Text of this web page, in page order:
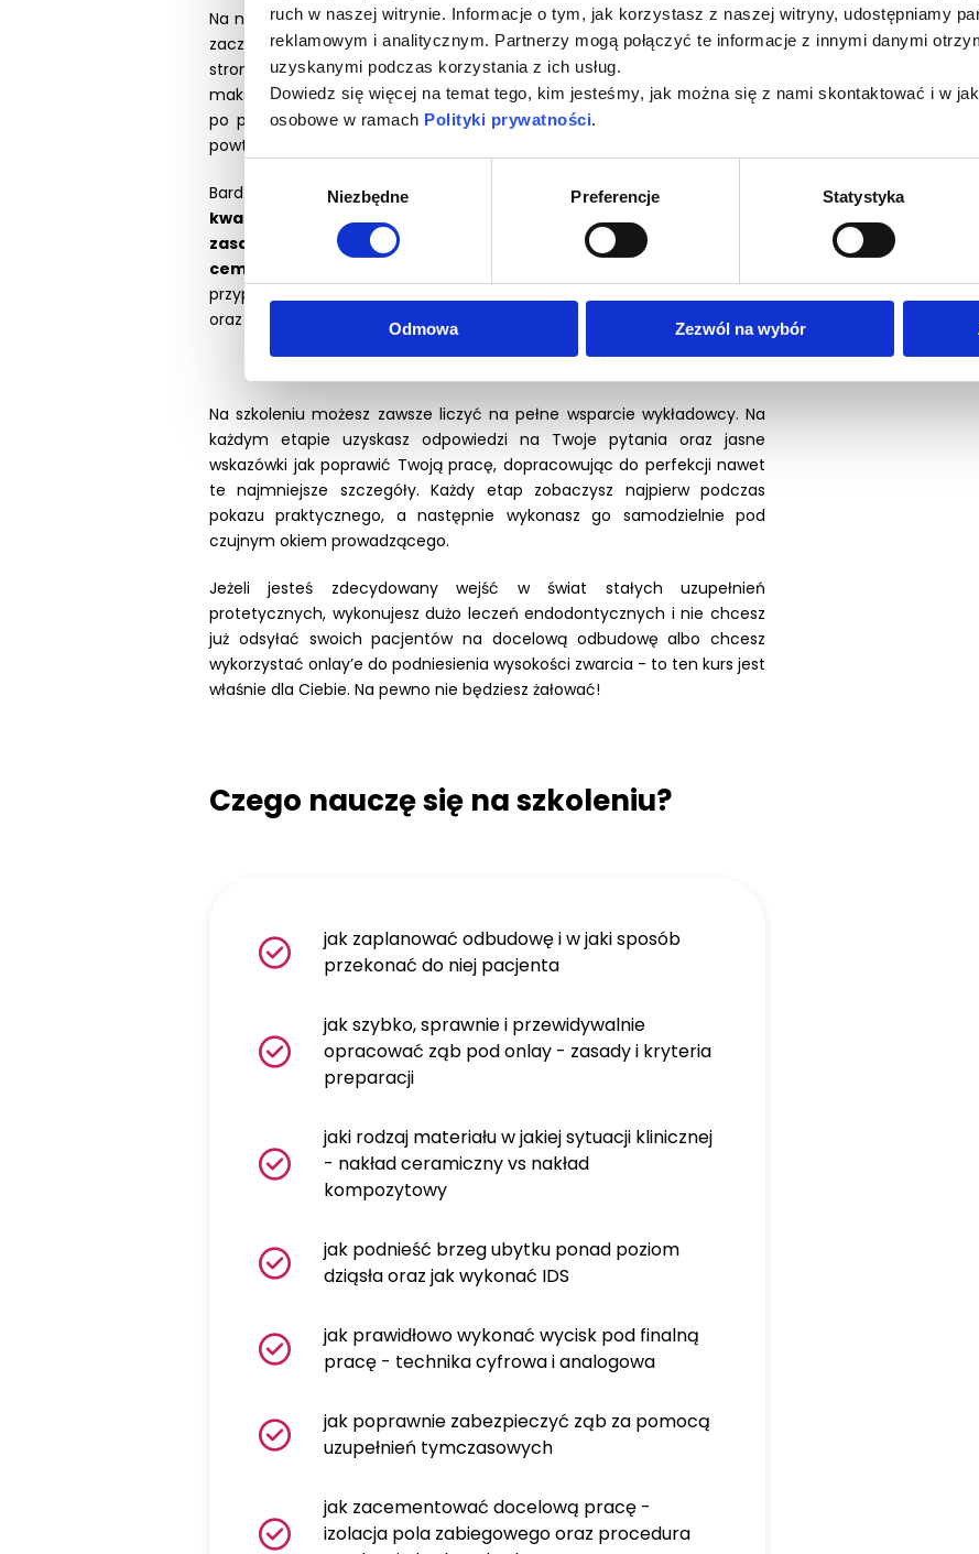
ruch w naszej witrynie. Informacje o tym, jak korzystasz z naszej witryny, udostępniamy
reklamowym i analitycznym. Partnerzy mogą połączyć te informacje z innymi danymi
uzyskanymi podczas korzystania z ich usług.
Dowiedz się więcej na temat tego, kim jesteśmy, jak można się z nami skontaktować i w
osobowe w ramach Polityki prywatności.
Niezbędne Preferencje Statystyka
Odmowa Zezwól na wybór
Na naszym szkoleniu dowiesz się wszystkiego co jest Ci potrzebne, aby
zacząć wykonywać takie prace. Skupiamy się wyłącznie na praktycznej
stronie tematu. Nie usłyszysz tutaj dywagacji akademickich - poznasz
maksymalnie uproszczoną procedurę, którą zastosujesz natychmiast
po powrocie do gabinetu. Taką, która da Ci gwarancję powodzenia i
powtarzalności Twojej pracy.
Bardzo dokładnie omówimy wszystkie kluczowe etapy zabiegu -
kwalifikację
(kiedy odbudowa bezpośrednia a kiedy pośrednia),
zasady i kryteria preparacji
technikę szlifowania
cementowanie
przypadku
oraz jak
przekonać pacjenta do odbudowy pośredniej
Na szkoleniu możesz zawsze liczyć na pełne wsparcie wykładowcy. Na
każdym etapie uzyskasz odpowiedzi na Twoje pytania oraz jasne
wskazówki jak poprawić Twoją pracę, dopracowując do perfekcji nawet
te najmniejsze szczegóły. Każdy etap zobaczysz najpierw podczas
pokazu praktycznego, a następnie wykonasz go samodzielnie pod
czujnym okiem prowadzącego.
Jeżeli jesteś zdecydowany wejść w świat stałych uzupełnień
protetycznych, wykonujesz dużo leczeń endodontycznych i nie chcesz
już odsyłać swoich pacjentów na docelową odbudowę albo chcesz
wykorzystać onlay’e do podniesienia wysokości zwarcia - to ten kurs jest
właśnie dla Ciebie. Na pewno nie będziesz żałować!
Czego nauczę się na szkoleniu?
jak zaplanować odbudowę i w jaki sposób
przekonać do niej pacjenta
jak szybko, sprawnie i przewidywalnie
opracować ząb pod onlay - zasady i kryteria
preparacji
jaki rodzaj materiału w jakiej sytuacji klinicznej
- nakład ceramiczny vs nakład
kompozytowy
jak podnieść brzeg ubytku ponad poziom
dziąsła oraz jak wykonać IDS
jak prawidłowo wykonać wycisk pod finalną
pracę - technika cyfrowa i analogowa
jak poprawnie zabezpieczyć ząb za pomocą
uzupełnień tymczasowych
jak zacementować docelową pracę -
izolacja pola zabiegowego oraz procedura